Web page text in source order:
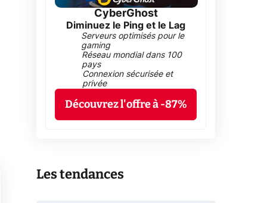
CyberGhost
Diminuez le Ping et le Lag
Serveurs optimisés pour le
gaming
Réseau mondial dans 100
pays
Connexion sécurisée et
privée
Découvrez l'offre à -87%
Les tendances